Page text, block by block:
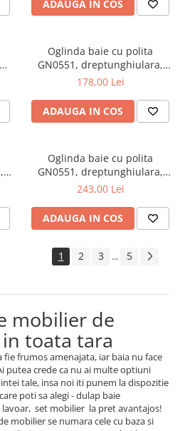
ADAUGA IN COS
Oglinda baie cu polita
GN0551, dreptunghiulara,
PAL, 50 cm, alb
178,00 Lei
ADAUGA IN COS
Oglinda baie cu polita
GN0551, dreptunghiulara,
PAL, 80 cm, alb
243,00 Lei
ADAUGA IN COS
1 2 3 ... 5
mobilier de
toata tara
fie frumos amenajata, iar baia nu face
putea crede ca nu ai multe optiuni
tale, insa noi iti punem la dispozitie
poti sa alegi - dulap baie
set mobilier la pret avantajos!
mobilier se numara cele cu baza si